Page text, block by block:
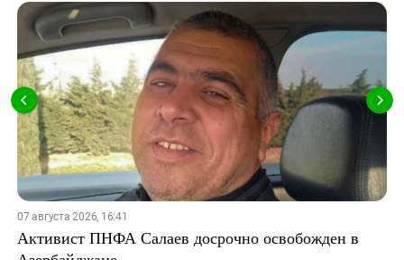
07 августа 2026, 16:41
Активист ПНФА Салаев досрочно освобожден в